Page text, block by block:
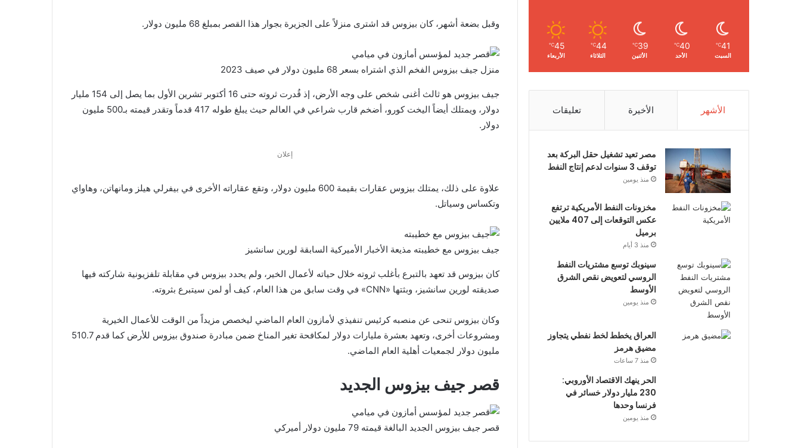
وقبل بضعة أشهر، كان بيزوس قد اشترى منزلاً على الجزيرة بجوار هذا القصر بمبلغ 68 مليون دولار.
منزل جيف بيزوس الفخم الذي اشتراه بسعر 68 مليون دولار في صيف 2023
جيف بيزوس هو ثالث أغنى شخص على وجه الأرض، إذ قُدرت ثروته حتى 16 أكتوبر تشرين الأول بما يصل إلى 154 مليار
دولار، ويمتلك أيضاً اليخت كورو، أضخم قارب شراعي في العالم حيث يبلغ طوله 417 قدماً وتقدر قيمته بـ500 مليون
دولار.
إعلان
علاوة على ذلك، يمتلك بيزوس عقارات بقيمة 600 مليون دولار، وتقع عقاراته الأخرى في بيفرلي هيلز ومانهاتن، وهاواي
وتكساس وسياتل.
جيف بيزوس مع خطيبته مذيعة الأخبار الأميركية السابقة لورين سانشيز
كان بيزوس قد تعهد بالتبرع بأغلب ثروته خلال حياته لأعمال الخير، ولم يحدد بيزوس في مقابلة تلفزيونية شاركته فيها
صديقته لورين سانشيز، وبثتها «CNN» في وقت سابق من هذا العام، كيف أو لمن سيتبرع بثروته.
وكان بيزوس تنحى عن منصبه كرئيس تنفيذي لأمازون العام الماضي ليخصص مزيداً من الوقت للأعمال الخيرية
ومشروعات أخرى، وتعهد بعشرة مليارات دولار لمكافحة تغير المناخ ضمن مبادرة صندوق بيزوس للأرض كما قدم 510.7
مليون دولار لجمعيات أهلية العام الماضي.
قصر جيف بيزوس الجديد
قصر جيف بيزوس الجديد البالغة قيمته 79 مليون دولار أميركي
41
℃
السبت
40
℃
الأحد
39
℃
الأثنين
44
℃
الثلاثاء
45
℃
الأربعاء
الأشهر الأخيرة تعليقات
مصر تعيد تشغيل حقل البركة بعد
توقف 3 سنوات لدعم إنتاج النفط
منذ يومين
مخزونات النفط الأمريكية ترتفع
عكس التوقعات إلى 407 ملايين
برميل
منذ 3 أيام
سينوبك توسع مشتريات النفط
الروسي لتعويض نقص الشرق
الأوسط
منذ يومين
العراق يخطط لخط نفطي يتجاوز
مضيق هرمز
منذ 7 ساعات
الحر ينهك الاقتصاد الأوروبي:
230 مليار دولار خسائر في
فرنسا وحدها
منذ يومين